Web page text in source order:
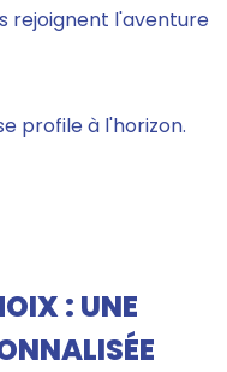
rejoignent l'aventure
profile à l'horizon.
: UNE